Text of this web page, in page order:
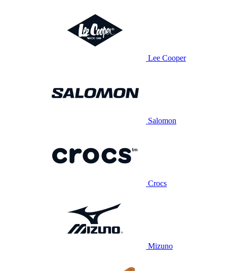
Lee Cooper
Salomon
Crocs
Mizuno